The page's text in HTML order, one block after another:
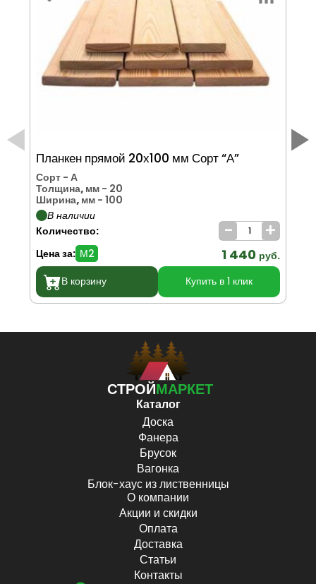
Планкен прямой 20х100 мм Сорт “А”
Сорт - А
Толщина, мм - 20
Ширина, мм - 100
В наличии
Количество:
- +
Цена за: М2 1 440 руб.
В корзину
Купить в 1 клик
СТРОЙМАРКЕТ
Каталог
Доска
Фанера
Брусок
Вагонка
Блок-хаус из лиственницы
О компании
Акции и скидки
Оплата
Доставка
Статьи
Контакты